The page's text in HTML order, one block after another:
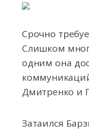
Срочно
Слишком
одним она
Дмитренко и
Затаился